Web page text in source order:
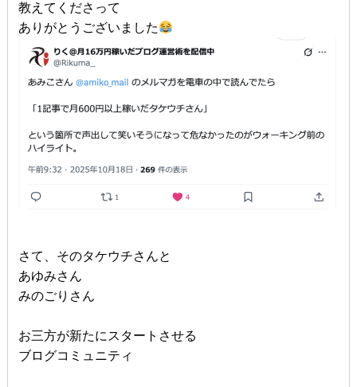
教えてくださって
ありがとうございました
さて、そのタケウチさんと
あゆみさん
みのごりさん
お三方が新たにスタートさせる
ブログコミュニティ